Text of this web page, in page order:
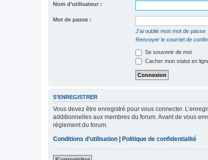
Nom d’utilisateur :
Mot de passe :
J’ai oublié mon mot de passe
Renvoyer le courriel de
Se souvenir de moi
Cacher mon statut en
S’ENREGISTRER
Vous devez être enregistré pour vous connecter.
additionnelles aux membres du forum. Avant de vous
règlement du forum.
Conditions d’utilisation | Politique de confidentialité